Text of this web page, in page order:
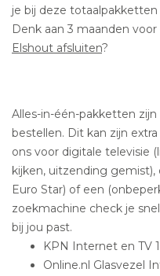
je bij deze
Denk aan 3 maanden
Elshout afsluiten?
Alles-in-één-pakketten
bestellen. Dit kan zijn
ons voor digitale televisie
kijken, uitzending
Euro Star) of een
zoekmachine check je
bij jou past.
KPN Internet en TV
Online.nl Glasvezel